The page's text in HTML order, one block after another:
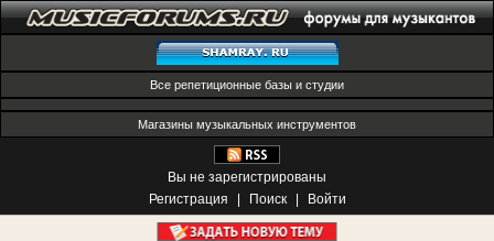
Все репетиционные базы и студии
Магазины музыкальных инструментов
Вы не зарегистрированы
Регистрация
Поиск Войти